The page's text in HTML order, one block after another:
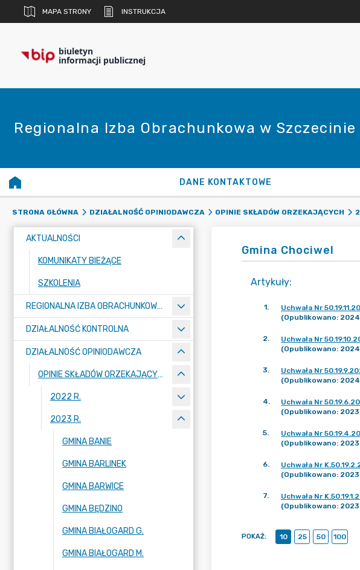
MAPA STRONY INSTRUKCJA
biuletyn
informacji publicznej
Regionalna Izba Obrachunkowa w Szczecinie
DANE KONTAKTOWE
STRONA GŁÓWNA DZIAŁALNOŚĆ OPINIODAWCZA OPINIE SKŁADÓW ORZEKAJĄCYCH
AKTUALNOŚCI
KOMUNIKATY BIEŻĄCE
SZKOLENIA
REGIONALNA IZBA OBRACHUNKOWA W SZCZECINIE
DZIAŁALNOŚĆ KONTROLNA
DZIAŁALNOŚĆ OPINIODAWCZA
OPINIE SKŁADÓW ORZEKAJĄCYCH
2022 R.
2023 R.
GMINA BANIE
GMINA BARLINEK
GMINA BARWICE
GMINA BĘDZINO
GMINA BIAŁOGARD G.
GMINA BIAŁOGARD M.
Gmina Chociwel
Artykuły:
1.
Uchwała Nr
(Opublikowano:
2.
Uchwała Nr
(Opublikowano:
3.
Uchwała Nr
(Opublikowano:
4.
Uchwała Nr
(Opublikowano:
5.
Uchwała Nr
(Opublikowano:
6.
Uchwała Nr
(Opublikowano:
7.
Uchwała Nr
(Opublikowano:
POKAŻ: 10 25 50 100